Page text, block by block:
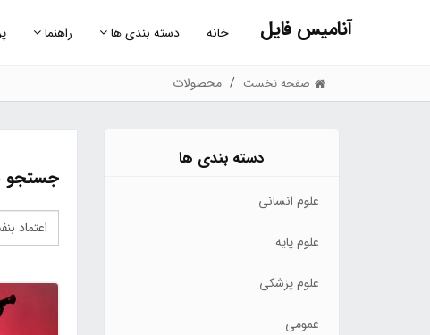
آنامیس فایل خانه دسته بندی ها راهنما
صفحه نخست محصولات
دسته بندی ها
علوم انسانی
علوم پایه
علوم پزشکی
عمومی
جستجو